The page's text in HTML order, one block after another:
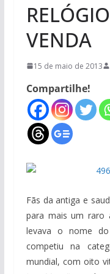
VENDA
15 de maio de 2013
Compartilhe!
Fãs da antiga e
para mais um raro
levava o nome do
competiu na
mundial, com oito